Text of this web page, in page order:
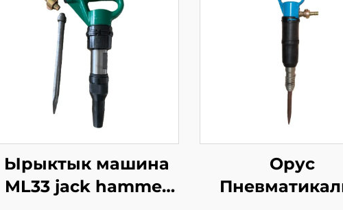
Ырыктык машина
ML33 jack hammer
Орус